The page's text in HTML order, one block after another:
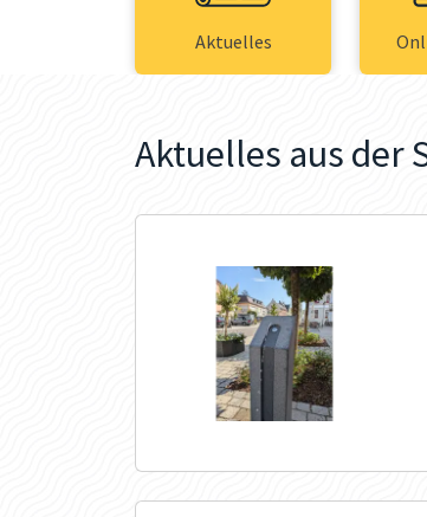
Aktuelles
Aktuelles aus der